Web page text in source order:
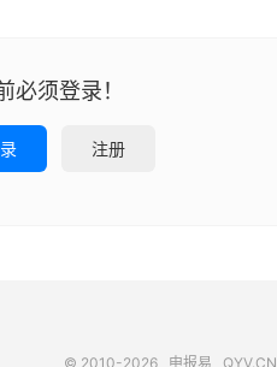
必须登录！
注册
© 2010-2026 申报易 QYV.CN